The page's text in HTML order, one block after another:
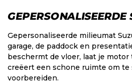
Gepersonaliseerde milieumat
garage, de paddock en
beschermt de vloer, laat je
creëert een schone ruimte om
voorbereiden.